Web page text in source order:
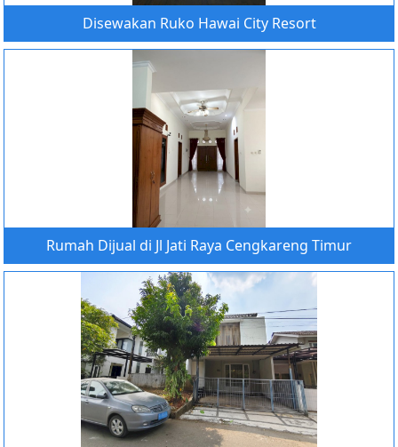
Disewakan Ruko Hawai City Resort
Rumah Dijual di Jl Jati Raya Cengkareng Timur